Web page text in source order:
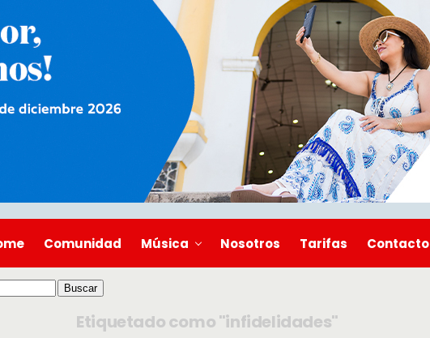
Comunidad Música Nosotros Tarifas Contacto
Etiquetado como "infidelidades"